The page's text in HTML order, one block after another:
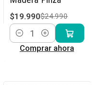
$19.990$24.990
Cantidad
Comprar ahora